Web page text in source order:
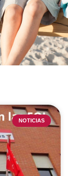
NOTICIAS